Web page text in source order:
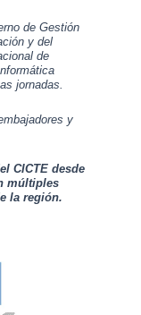
de Gestión
y del
de
jornadas.
y
CICTE desde
múltiples
la región.